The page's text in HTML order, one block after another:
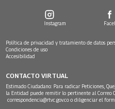
Instagram
Política de privacidad y tratamiento de datos
Condiciones de uso
Accesibilidad
CONTACTO VIRTUAL
Estimado Ciudadano: Para radicar Peticiones,
la Entidad puede remitir lo pertinente al Correo
correspondencia@rtvc.gov.co o diligenciar el